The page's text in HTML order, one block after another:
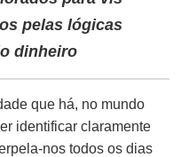
pelas lógicas
dinheiro
que há, no mundo
identificar claramente
nos todos os dias